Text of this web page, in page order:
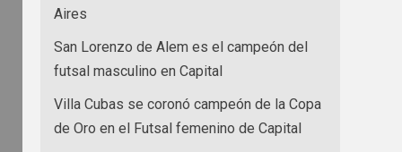
Aires
San Lorenzo de Alem es el campeón del
futsal masculino en Capital
Villa Cubas se coronó campeón de la Copa
de Oro en el Futsal femenino de Capital